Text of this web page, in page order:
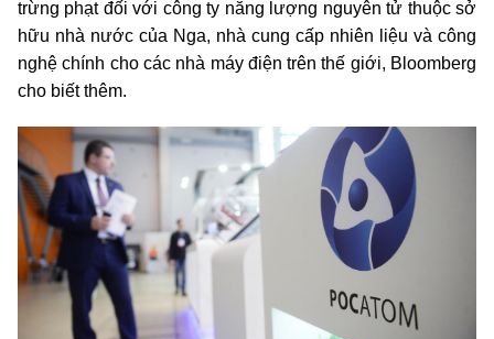
trừng phạt đối với công ty năng lượng nguyên tử thuộc sở
hữu nhà nước của Nga, nhà cung cấp nhiên liệu và công
nghệ chính cho các nhà máy điện trên thế giới, Bloomberg
cho biết thêm.